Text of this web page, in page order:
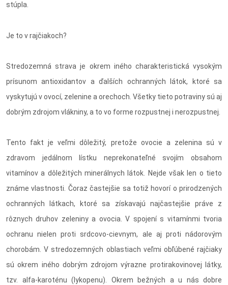
stúpla.
Je to v rajčiakoch?
Stredozemná strava je okrem iného charakteristická vysokým
prísunom antioxidantov a ďalších ochranných látok, ktoré sa
vyskytujú v ovocí, zelenine a orechoch. Všetky tieto potraviny sú aj
dobrým zdrojom vlákniny, a to vo forme rozpustnej i nerozpustnej.
Tento fakt je veľmi dôležitý, pretože ovocie a zelenina sú v
zdravom jedálnom lístku neprekonateľné svojím obsahom
vitamínov a dôležitých minerálnych látok. Nejde však len o tieto
známe vlastnosti. Čoraz častejšie sa totiž hovorí o prirodzených
ochranných látkach, ktoré sa získavajú najčastejšie práve z
rôznych druhov zeleniny a ovocia. V spojení s vitamínmi tvoria
ochranu nielen proti srdcovo-cievnym, ale aj proti nádorovým
chorobám. V stredozemných oblastiach veľmi obľúbené rajčiaky
sú okrem iného dobrým zdrojom výrazne protirakovinovej látky,
tzv. alfa-karoténu (lykopenu). Okrem bežných a u nás dobre